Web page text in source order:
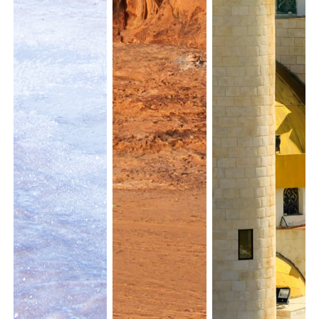
14
Samedi
21 1310.56€
Dimanche Dimanche
22 1306.25€
Lundi
16
Lundi
23 1248.06
Samedi
21
Samedi
28 1279.31€
Dimanche
22
Dimanche
29 1248.06€